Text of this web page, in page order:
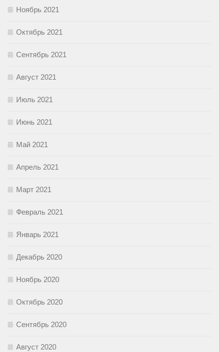
Ноябрь 2021
Октябрь 2021
Сентябрь 2021
Август 2021
Июль 2021
Июнь 2021
Май 2021
Апрель 2021
Март 2021
Февраль 2021
Январь 2021
Декабрь 2020
Ноябрь 2020
Октябрь 2020
Сентябрь 2020
Август 2020